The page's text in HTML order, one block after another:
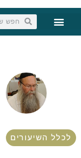
לכלל השיעורים